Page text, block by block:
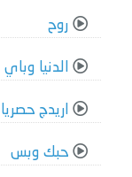
روح
الدنيا وباي
اريدج حصريا
حبك وبس